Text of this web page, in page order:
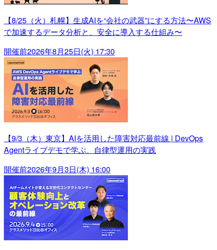
【8/25（火）札幌】生成AIを“会社の武器”にする方法〜AWS
で加速するデータ分析と、安全に導入する仕組み〜
開催前2026年8月25日(火) 17:30
【9/3（木）東京】AIを活用した障害対応最前線 | DevOps
Agentライブデモで学ぶ、自律型運用の実践
開催前2026年9月3日(木) 16:00